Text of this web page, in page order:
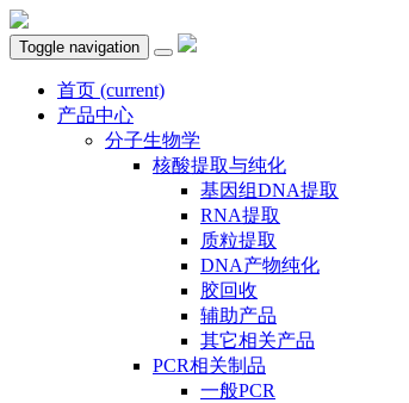
Toggle navigation
首页 (current)
产品中心
分子生物学
核酸提取与纯化
基因组DNA提取
RNA提取
质粒提取
DNA产物纯化
胶回收
辅助产品
其它相关产品
PCR相关制品
一般PCR